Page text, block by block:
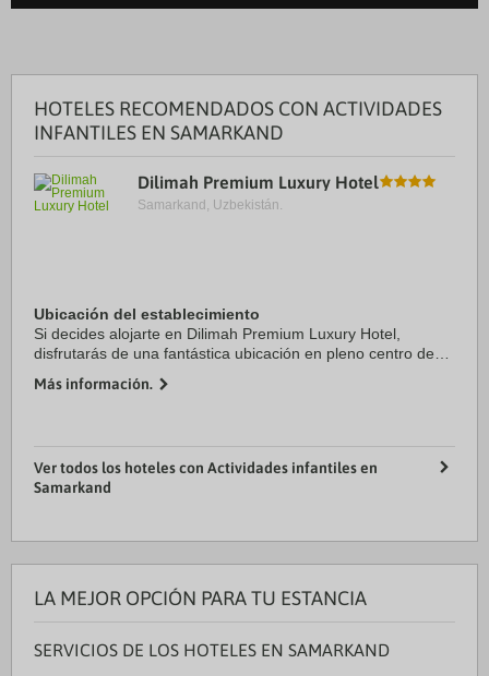
HOTELES RECOMENDADOS CON ACTIVIDADES
INFANTILES EN SAMARKAND
Dilimah Premium Luxury Hotel
Samarkand, Uzbekistán.
Ubicación del establecimiento
Si decides alojarte en Dilimah Premium Luxury Hotel,
disfrutarás de una fantástica ubicación en pleno centro de
Samarkand Amusement Park y Iglesia Católica ...
Más información.
Ver todos los hoteles con Actividades infantiles en
Samarkand
LA MEJOR OPCIÓN PARA TU ESTANCIA
SERVICIOS DE LOS HOTELES EN SAMARKAND